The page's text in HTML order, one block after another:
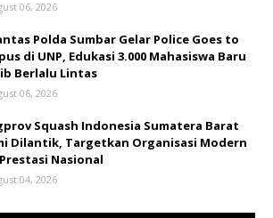
06, 2026
Polda Sumbar Gelar Police Goes to
di UNP, Edukasi 3.000 Mahasiswa Baru
Berlalu Lintas
06, 2026
Squash Indonesia Sumatera Barat
Dilantik, Targetkan Organisasi Modern
Nasional
04, 2026